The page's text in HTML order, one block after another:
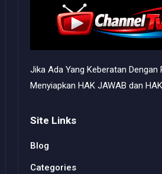
Jika Ada Yang Keberatan
Menyiapkan HAK JAWAB dan
Site Links
Blog
Categories